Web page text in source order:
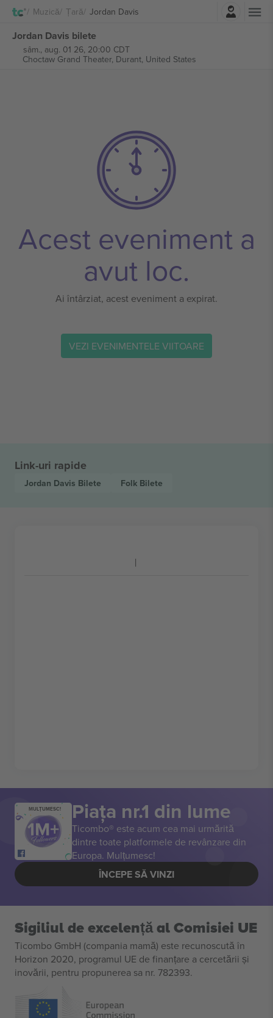
Muzică Țară Jordan Davis
Jordan Davis bilete
sâm., aug. 01 26, 20:00 CDT
Choctaw Grand Theater, Durant, United States
Acest eveniment a
avut loc.
Ai întârziat, acest eveniment a expirat.
VEZI EVENIMENTELE VIITOARE
Link-uri rapide
Jordan Davis Bilete Folk Bilete
MULȚUMESC! Piața nr.1 din lume
Ticombo® este acum cea mai urmărită
dintre toate platformele de revânzare din
Europa. Mulțumesc!
ÎNCEPE SĂ VINZI
Sigiliul de excelență al Comisiei UE
Ticombo GmbH (compania mamă) este recunoscută în
Horizon 2020, programul UE de finanțare a cercetării și
inovării, pentru propunerea sa nr. 782393.